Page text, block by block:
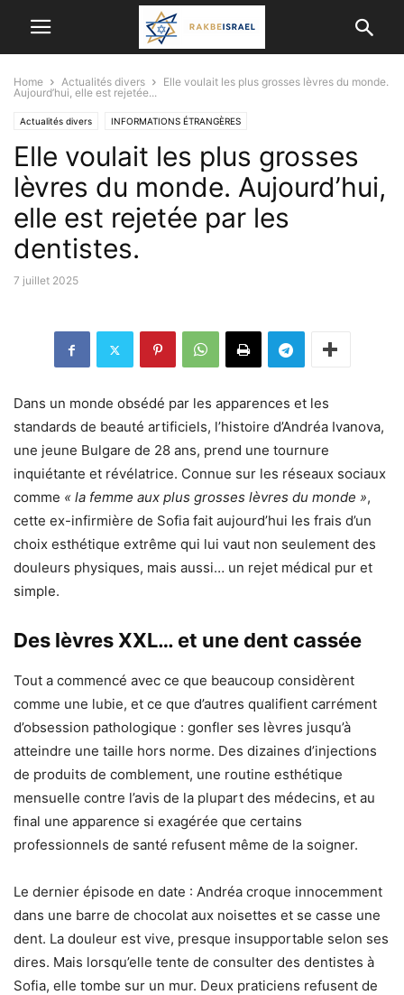
Home Actualités divers
Elle voulait les plus grosses lèvres du monde.
Aujourd’hui, elle est rejetée...
Actualités divers INFORMATIONS ÉTRANGÈRES
Elle voulait les plus grosses
lèvres du monde. Aujourd’hui,
elle est rejetée par les
dentistes.
7 juillet 2025
Dans un monde obsédé par les apparences et les
standards de beauté artificiels, l’histoire d’Andréa Ivanova,
une jeune Bulgare de 28 ans, prend une tournure
inquiétante et révélatrice. Connue sur les réseaux sociaux
comme « la femme aux plus grosses lèvres du monde »,
cette ex-infirmière de Sofia fait aujourd’hui les frais d’un
choix esthétique extrême qui lui vaut non seulement des
douleurs physiques, mais aussi… un rejet médical pur et
simple.
Des lèvres XXL… et une dent cassée
Tout a commencé avec ce que beaucoup considèrent
comme une lubie, et ce que d’autres qualifient carrément
d’obsession pathologique : gonfler ses lèvres jusqu’à
atteindre une taille hors norme. Des dizaines d’injections
de produits de comblement, une routine esthétique
mensuelle contre l’avis de la plupart des médecins, et au
final une apparence si exagérée que certains
professionnels de santé refusent même de la soigner.
Le dernier épisode en date : Andréa croque innocemment
dans une barre de chocolat aux noisettes et se casse une
dent. La douleur est vive, presque insupportable selon ses
dires. Mais lorsqu’elle tente de consulter des dentistes à
Sofia, elle tombe sur un mur. Deux praticiens refusent de